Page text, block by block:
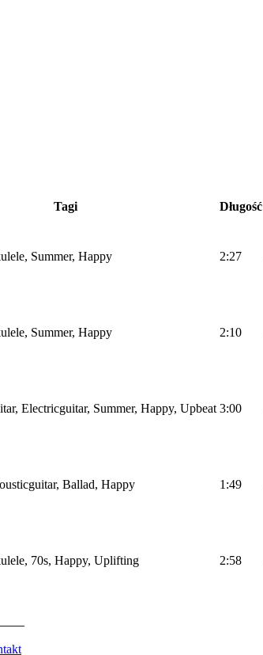
Tagi Długość
Summer, Happy 2:27
Summer, Happy 2:10
Electricguitar, Summer, Happy, Upbeat 3:00
Ballad, Happy 1:49
70s, Happy, Uplifting 2:58